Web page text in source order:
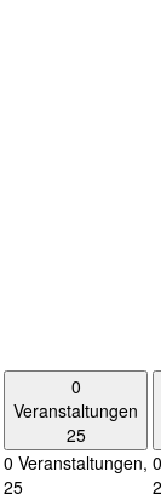
0
Veranstaltungen
25
0 Veranstaltungen,
25